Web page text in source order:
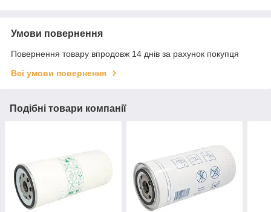
Умови повернення
Повернення товару впродовж 14 днів за рахунок покупця
Всі умови повернення
Подібні товари компанії